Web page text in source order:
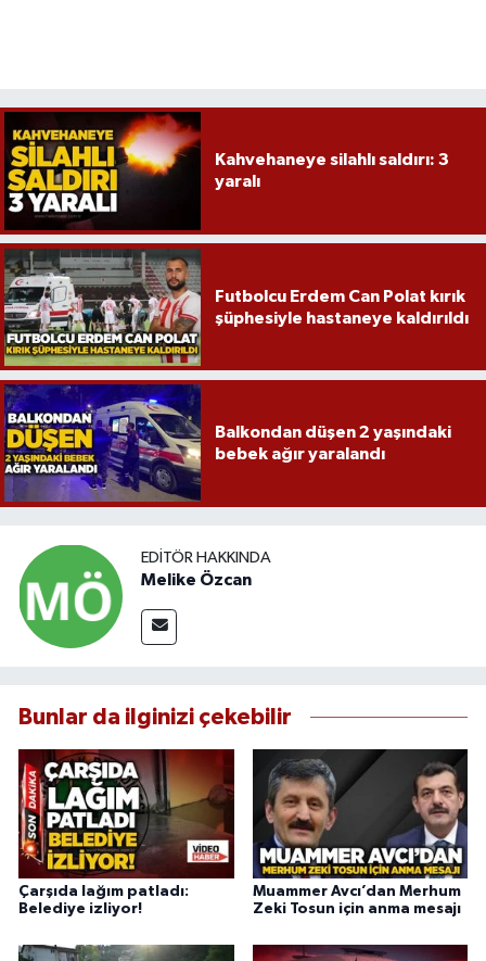
Kahvehaneye silahlı saldırı: 3
yaralı
Futbolcu Erdem Can Polat kırık
şüphesiyle hastaneye kaldırıldı
Balkondan düşen 2 yaşındaki
bebek ağır yaralandı
EDITÖR HAKKINDA
Melike Özcan
Bunlar da ilginizi çekebilir
Çarşıda lağım patladı:
Belediye izliyor!
Muammer Avcı’dan Merhum
Zeki Tosun için anma mesajı
SİYASET
Spor
Ulusal
Yaşam